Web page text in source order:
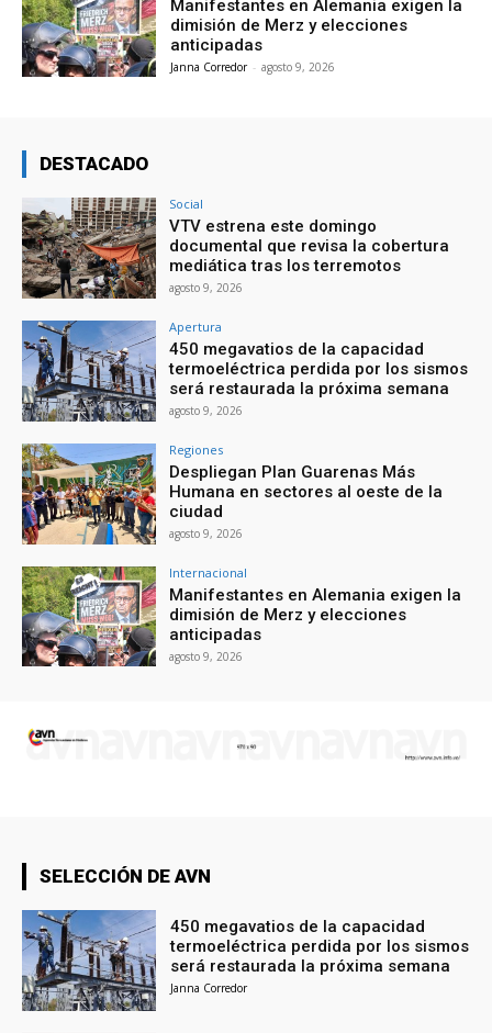
Manifestantes en Alemania exigen la
dimisión de Merz y elecciones
anticipadas
Janna Corredor - agosto 9, 2026
DESTACADO
Social
VTV estrena este domingo
documental que revisa la cobertura
mediática tras los terremotos
agosto 9, 2026
Apertura
450 megavatios de la capacidad
termoeléctrica perdida por los sismos
será restaurada la próxima semana
agosto 9, 2026
Regiones
Despliegan Plan Guarenas Más
Humana en sectores al oeste de la
ciudad
agosto 9, 2026
Internacional
Manifestantes en Alemania exigen la
dimisión de Merz y elecciones
anticipadas
agosto 9, 2026
SELECCIÓN DE AVN
450 megavatios de la capacidad
termoeléctrica perdida por los sismos
será restaurada la próxima semana
Janna Corredor